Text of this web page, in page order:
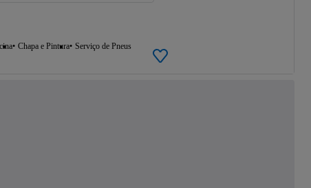
Chapa e Pintura Serviço de Pneus